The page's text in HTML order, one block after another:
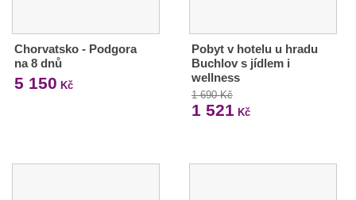
Chorvatsko - Podgora
na 8 dnů
5 150 Kč
Pobyt v hotelu u hradu
Buchlov s jídlem i
wellness
1 690 Kč
1 521 Kč